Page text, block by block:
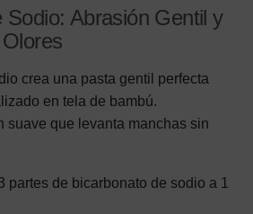
Sodio: Abrasión Gentil y
crea una pasta gentil perfecta
en tela de bambú.
suave que levanta manchas sin
partes de bicarbonato de sodio a 1